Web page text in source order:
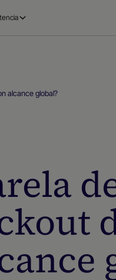
alcance global?